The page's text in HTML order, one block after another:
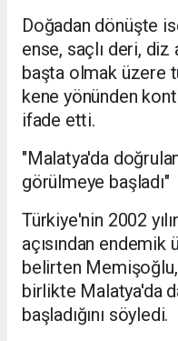
Doğadan dönüşte
ense, saçlı deri, diz
başta olmak üzere
kene yönünden
ifade etti.
"Malatya'da
görülmeye başladı"
Türkiye'nin 2002
açısından endemik
belirten Memişoğlu,
birlikte Malatya'da
başladığını söyledi.